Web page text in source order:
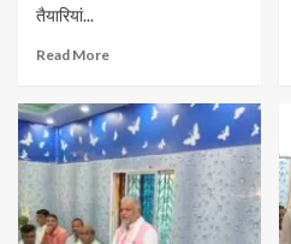
तैयारियां...
Read More